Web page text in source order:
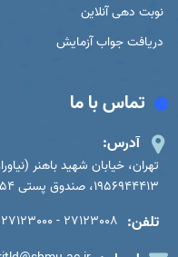
نوبت دهی آنلاین
دریافت جواب آزمایش
تماس با ما
آدرس:
تهران، خیابان شهید باهنر
1956944413، صندوق پستی 19575154
تلفن: 27123008 - 27123000